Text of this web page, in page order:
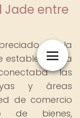
Jade entre
en la
estableció una
las
y áreas
de comercio
de bienes,